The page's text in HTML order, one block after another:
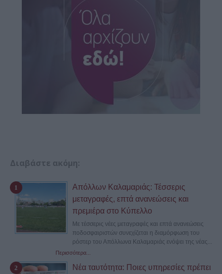
Διαβάστε ακόμη:
Απόλλων Καλαμαριάς: Τέσσερις
μεταγραφές, επτά ανανεώσεις και
πρεμιέρα στο Κύπελλο
Με τέσσερις νέες μεταγραφές και επτά ανανεώσεις
ποδοσφαιριστών συνεχίζεται η διαμόρφωση του
ρόστερ του Απόλλωνα Καλαμαριάς ενόψει της νέας...
Περισσότερα...
Νέα ταυτότητα: Ποιες υπηρεσίες πρέπει